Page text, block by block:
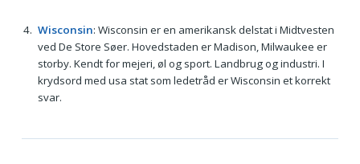
Wisconsin: Wisconsin er en amerikansk delstat i Midtvesten
ved De Store Søer. Hovedstaden er Madison, Milwaukee er
storby. Kendt for mejeri, øl og sport. Landbrug og industri. I
krydsord med usa stat som ledetråd er Wisconsin et korrekt
svar.